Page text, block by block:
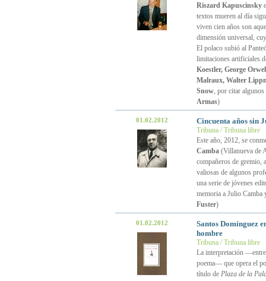
Riszard Kapuscinsky
textos mueren al día
viven cien años son
dimensión universal,
El polaco subió al
limitaciones artificiales
Koestler, George
Malraux, Walter
Snow, por citar
Armas)
01.02.2012 Cincuenta años sin
Tribuna / Tribuna libre
Este año, 2012, se
Camba(Villanueva de
compañeros de gremio,
valiosas de algunos
una serie de jóvenes
memoria a Julio Camba
Fuster)
01.02.2012
Santos Domínguez
hombre
Tribuna / Tribuna libre
La interpretación
poema— que opera el
título de Plaza de la